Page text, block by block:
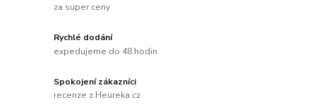
za super ceny
Rychlé dodání
expedujeme do 48 hodin
Spokojení zákazníci
recenze z Heureka.cz